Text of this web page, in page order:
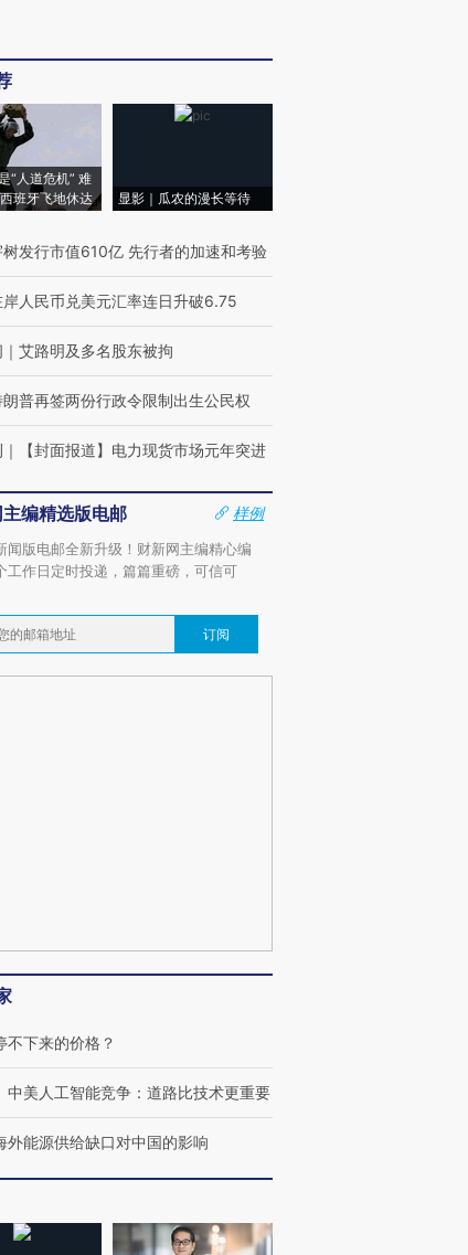
“人道危机” 难
班牙飞地休达
显影｜瓜农的漫长等待
树发行市值610亿 先行者的加速和考验
岸人民币兑美元汇率连日升破6.75
｜ 艾路明及多名股东被拘
朗普再签两份行政令限制出生公民权
｜ 【封面报道】电力现货市场元年突进
编精选版电邮
样例
闻版电邮全新升级！财新网主编精心编
工作日定时投递，篇篇重磅，可信可
订阅
不下来的价格？
中美人工智能竞争：道路比技术更重要
外能源供给缺口对中国的影响